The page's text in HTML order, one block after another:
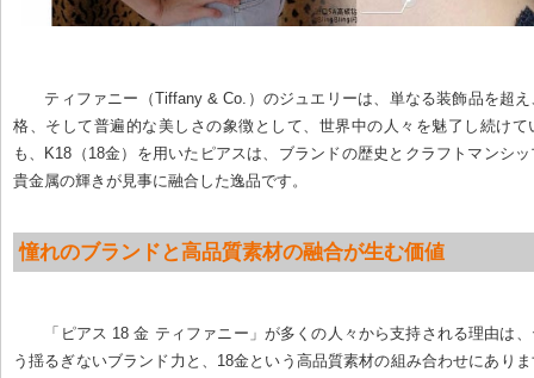
ティファニー（Tiffany & Co.）のジュエリーは、単なる装飾品を超
格、そして普遍的な美しさの象徴として、世界中の人々を魅了し続けて
も、K18（18金）を用いたピアスは、ブランドの歴史とクラフトマンシ
貴金属の輝きが見事に融合した逸品です。
憧れのブランドと高品質素材の融合が生む価値
「ピアス 18 金 ティファニー」が多くの人々から支持される理由は
う揺るぎないブランド力と、18金という高品質素材の組み合わせにあり